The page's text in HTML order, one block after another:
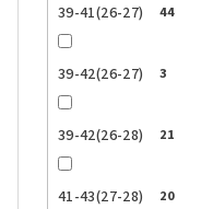
39-41(26-27) 44
39-42(26-27) 3
39-42(26-28) 21
41-43(27-28) 20